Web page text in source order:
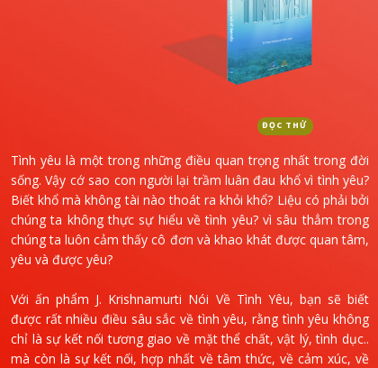
Tình yêu là một trong những điều quan trọng nhất trong đời
sống. Vậy cớ sao con người lại trầm luân đau khổ vì tình yêu?
Biết khổ mà không tài nào thoát ra khỏi khổ? Liệu có phải bởi
chúng ta không thực sự hiểu về tình yêu? vì sâu thẳm trong
chúng ta luôn cảm thấy cô đơn và khao khát được quan tâm,
yêu và được yêu?
Với ấn phẩm J. Krishnamurti Nói Về Tình Yêu, bạn sẽ biết
được rất nhiều điều sâu sắc về tình yêu, rằng tình yêu không
chỉ là sự kết nối tương giao về mặt thể chất, vật lý, tình dục..
mà còn là sự kết nối, hợp nhất về tâm thức, về cảm xúc, về
ĐỌC THỬ